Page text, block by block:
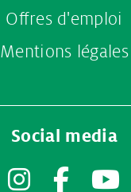
Offres d'emploi
Mentions légales
Social media
Instagram